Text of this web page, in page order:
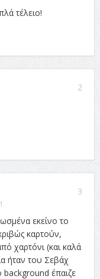
τέλειο!
2
3
εκείνο το
καρτούν,
χαρτόνι (και καλά
ήταν του Σεβάχ
έπαιζε